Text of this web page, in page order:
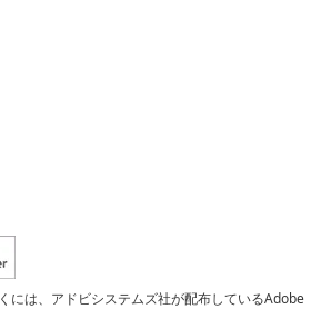
には、アドビシステムズ社が配布しているAdobe